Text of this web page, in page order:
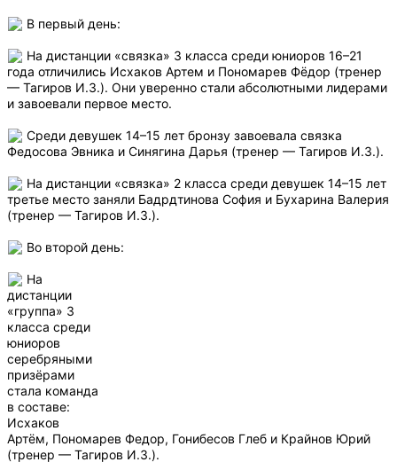
В первый день:
На дистанции «связка» 3 класса среди юниоров 16–21
года отличились Исхаков Артем и Пономарев Фёдор (тренер
— Тагиров И.З.). Они уверенно стали абсолютными лидерами
и завоевали первое место.
Среди девушек 14–15 лет бронзу завоевала связка
Федосова Эвника и Синягина Дарья (тренер — Тагиров И.З.).
На дистанции «связка» 2 класса среди девушек 14–15 лет
третье место заняли Бадрдтинова София и Бухарина Валерия
(тренер — Тагиров И.З.).
Во второй день:
На
дистанции
«группа» 3
класса среди
юниоров
серебряными
призёрами
стала команда
в составе:
Исхаков
Артём, Пономарев Федор, Гонибесов Глеб и Крайнов Юрий
(тренер — Тагиров И.З.).